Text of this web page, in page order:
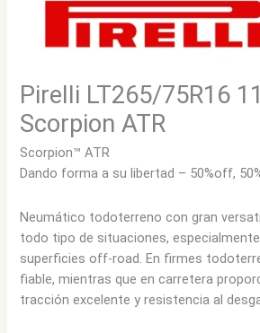
Pirelli LT265/75R16
Scorpion ATR
Scorpion™ ATR
Dando forma a su libertad – 50%off,
Neumático todoterreno con gran
todo tipo de situaciones,
superficies off-road. En firmes
fiable, mientras que en carretera
tracción excelente y resistencia al